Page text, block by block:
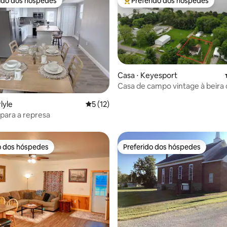
de 5, 96 avaliações
preferidos dos hóspedes
5 de uma avaliação média de 5, 12
5 (12)
a represa
Entre os melhores preferidos
Casa ⋅ Keyesport
Casa de campo vintage à beira
dos hóspedes
dos hóspedes Preferido dos hóspedes
Preferido dos hóspedes